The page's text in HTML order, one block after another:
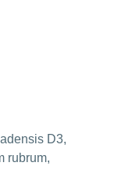
D3,
rubrum,